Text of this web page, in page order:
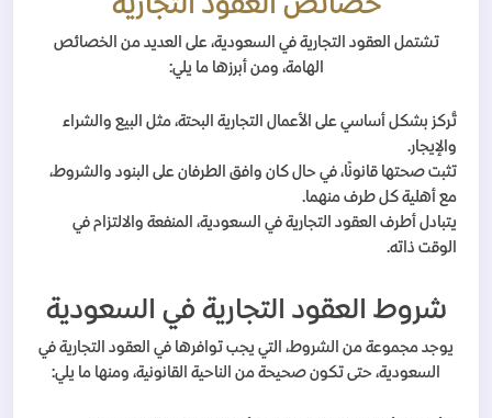
خصائص العقود التجارية
تشتمل العقود التجارية في السعودية، على العديد من الخصائص
الهامة، ومن أبرزها ما يلي:
تُركز بشكل أساسي على الأعمال التجارية البحتة، مثل البيع والشراء
والإيجار.
تثبت صحتها قانونًا، في حال كان وافق الطرفان على البنود والشروط،
مع أهلية كل طرف منهما.
يتبادل أطرف العقود التجارية في السعودية، المنفعة والالتزام في
الوقت ذاته.
شروط العقود التجارية في السعودية
يوجد مجموعة من الشروط، التي يجب توافرها في العقود التجارية في
السعودية، حتى تكون صحيحة من الناحية القانونية، ومنها ما يلي: